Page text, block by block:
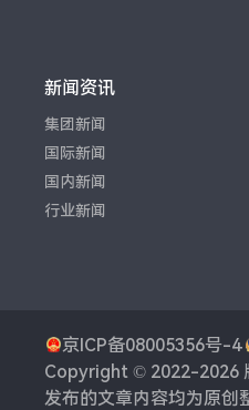
新闻资讯
集团新闻
国际新闻
国内新闻
行业新闻
京ICP备08005356号-4
Copyright © 2022-2026
发布的文章内容均为原创